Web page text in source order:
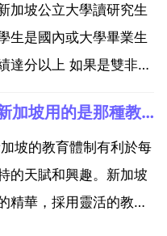
起表價 元...
加坡公立大學讀研究生
生是國內或大學畢業生
達分以上 如果是雙非的
分以上，部分熱門專業
是，申請時需要帶雅思
新加坡如何教育中學生，新加坡用的是那種教育方法
坡的教育體制有利於每
的天賦和興趣。新加坡
精華，採用靈活的教學